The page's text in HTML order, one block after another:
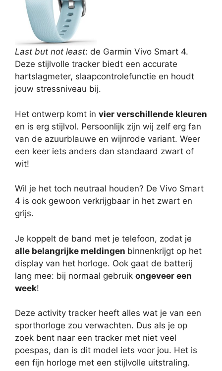
Last but not least: de Garmin Vivo Smart 4.
Deze stijlvolle tracker biedt een accurate
hartslagmeter, slaapcontrolefunctie en houdt
jouw stressniveau bij.
Het ontwerp komt in vier verschillende kleuren
en is erg stijlvol. Persoonlijk zijn wij zelf erg fan
van de azuurblauwe en wijnrode variant. Weer
een keer iets anders dan standaard zwart of
wit!
Wil je het toch neutraal houden? De Vivo Smart
4 is ook gewoon verkrijgbaar in het zwart en
grijs.
Je koppelt de band met je telefoon, zodat je
alle belangrijke meldingen binnenkrijgt op het
display van het horloge. Ook gaat de batterij
lang mee: bij normaal gebruik ongeveer een
week!
Deze activity tracker heeft alles wat je van een
sporthorloge zou verwachten. Dus als je op
zoek bent naar een tracker met niet veel
poespas, dan is dit model iets voor jou. Het is
een fijn horloge met een stijlvolle uitstraling.